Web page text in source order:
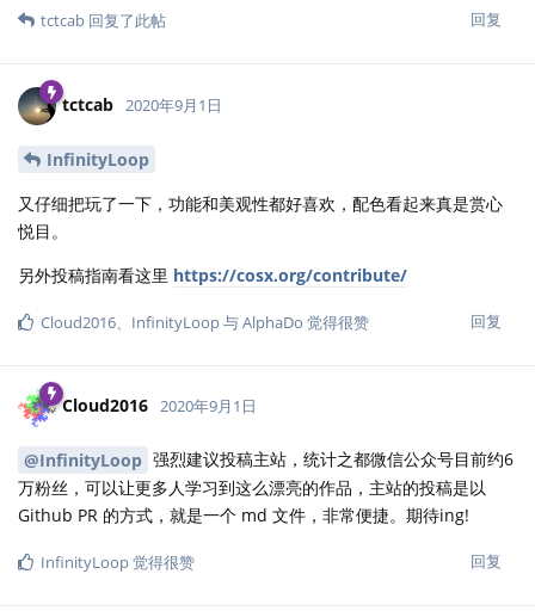
回复
tctcab 回复了此帖
tctcab 2020年9月1日
InfinityLoop
又仔细把玩了一下，功能和美观性都好喜欢，配色看起来真是赏心
悦目。
另外投稿指南看这里 https://cosx.org/contribute/
回复
Cloud2016 InfinityLoop与AlphaDo 觉得很赞
Cloud2016 2020年9月1日
@InfinityLoop 强烈建议投稿主站，统计之都微信公众号目前约6
万粉丝，可以让更多人学习到这么漂亮的作品，主站的投稿是以
Github PR 的方式，就是一个 md 文件，非常便捷。期待ing!
回复
InfinityLoop觉得很赞